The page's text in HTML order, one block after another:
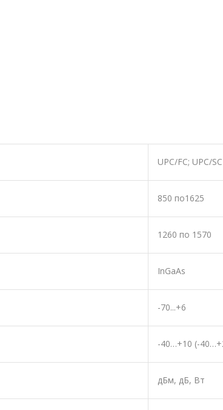
UPC/FC; UPC/SC
850 по1625
1260 по 1570
InGaAs
-70...+6
-40…+10 (-
дБм, дБ, Вт